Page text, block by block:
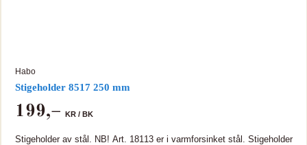
Habo
Stigeholder 8517 250 mm
199,– KR / BK
Stigeholder av stål. NB! Art. 18113 er i varmforsinket stål. Stigeholder